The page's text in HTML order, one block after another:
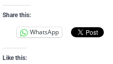
Share this:
WhatsApp
Like this: